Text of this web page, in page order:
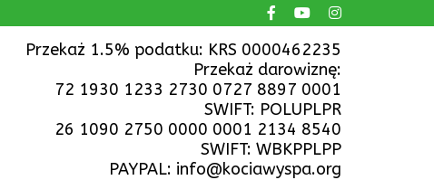
Przekaż 1.5% podatku: KRS 0000462235
Przekaż darowiznę:
72 1930 1233 2730 0727 8897 0001
SWIFT: POLUPLPR
26 1090 2750 0000 0001 2134 8540
SWIFT: WBKPPLPP
PAYPAL: info@kociawyspa.org